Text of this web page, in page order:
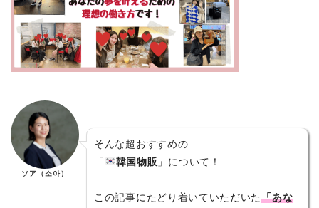
ソア（소아）
そんな超おすすめの
「
韓国物販 」について！
この記事にたどり着いていただいた「あな